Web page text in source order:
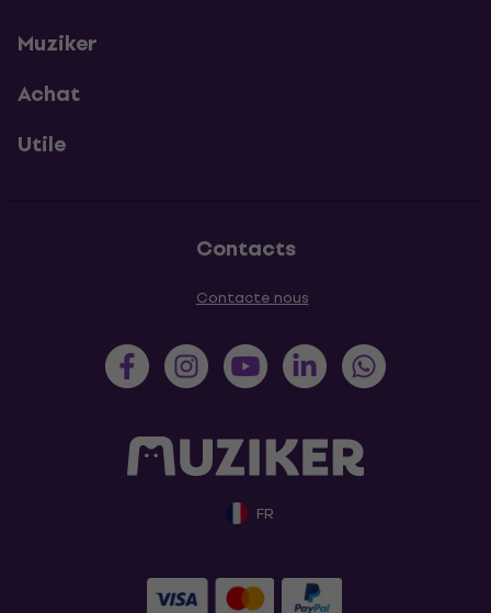
Muziker
Achat
Utile
Contacts
Contacte nous
FR